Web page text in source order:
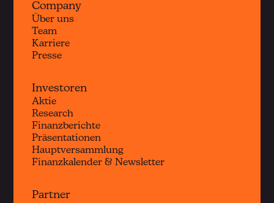
Company
Über uns
Team
Karriere
Presse
Investoren
Aktie
Research
Finanzberichte
Präsentationen
Hauptversammlung
Finanzkalender & Newsletter
Partner